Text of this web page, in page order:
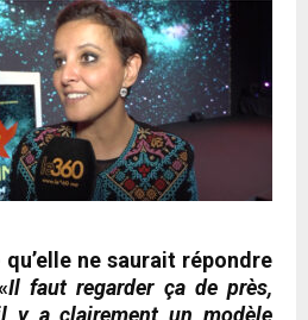
ne saurait répondre
Il faut regarder ça de près,